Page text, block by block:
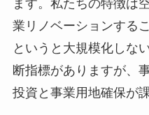
ます。私たちの特徴は
業リノベーションする
というと大規模化しな
断指標がありますが、
投資と事業用地確保が